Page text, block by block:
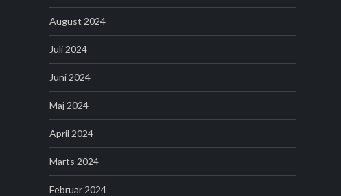
August 2024
Juli 2024
Juni 2024
Maj 2024
April 2024
Marts 2024
Februar 2024